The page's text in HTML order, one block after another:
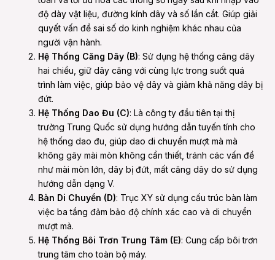
độ dày vật liệu, đường kính dây và số lần cắt. Giúp giải
quyết vấn đề sai số do kinh nghiệm khác nhau của
người vận hành.
Hệ Thống Căng Dây (B): Sử dụng hệ thống căng dây
hai chiều, giữ dây căng với cùng lực trong suốt quá
trình làm việc, giúp bảo vệ dây và giảm khả năng dây bị
đứt.
Hệ Thống Dao Đu (C): Là công ty đầu tiên tại thị
trường Trung Quốc sử dụng hướng dẫn tuyến tính cho
hệ thống dao đu, giúp dao di chuyển mượt mà mà
không gây mài mòn không cần thiết, tránh các vấn đề
như mài mòn lớn, dây bị đứt, mất căng dây do sử dụng
hướng dẫn dạng V.
Bàn Di Chuyển (D): Trục XY sử dụng cấu trúc bàn làm
việc ba tầng đảm bảo độ chính xác cao và di chuyển
mượt mà.
Hệ Thống Bôi Trơn Trung Tâm (E): Cung cấp bôi trơn
trung tâm cho toàn bộ máy.